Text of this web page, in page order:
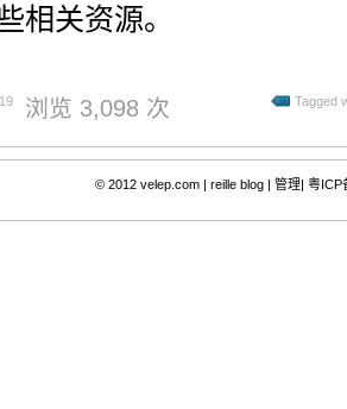
相关资源。
浏览 3,098 次 Tagged
© 2012 velep.com | reille blog| 管理| 粤ICP